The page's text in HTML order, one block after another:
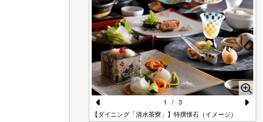
Pr
【ダイニング「清水茶寮」】特撰懐石（イメージ）
1 / 3